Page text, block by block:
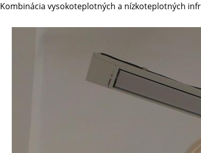
Kombinácia vysokoteplotných a nízkoteplotných